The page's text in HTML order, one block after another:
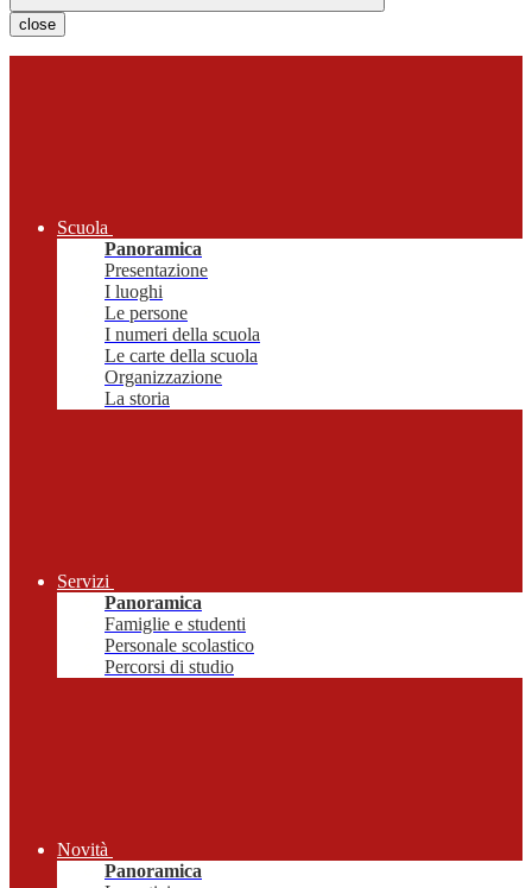
close
Scuola
Panoramica
Presentazione
I luoghi
Le persone
I numeri della scuola
Le carte della scuola
Organizzazione
La storia
Servizi
Panoramica
Famiglie e studenti
Personale scolastico
Percorsi di studio
Novità
Panoramica